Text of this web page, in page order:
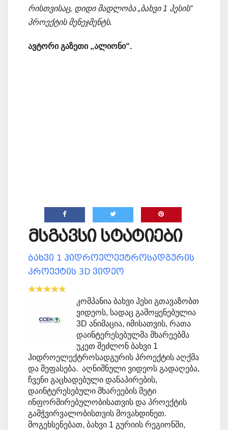
რისთვისაც, დიდი მადლობა „ბახვი 1 ჰესის“
პროექტის მენეჯმენტს.
ავტორი გაზეთი „ალიონი“.
მსგავსი სტატიები
ბახვი 1 ჰიდროელექტროსადგურის
პროექტის 3D ვიდეო
კომპანია ბახვი ჰესი გთავაზობთ
ვიდეოს, სადაც გამოყენებულია
3D ანიმაცია, იმისათვის, რათა
დაინტერესებულმა მხარეებმა
უკეთ შეძლონ ბახვი 1
ჰიდროელექტროსადგურის პროექტის აღქმა
და შეფასება. აღნიშნული ვიდეოს გადაღება,
ჩვენი გაცხადებული დანაპირების,
დაინტერესებული მხარეების მეტი
ინფორმირებულობისათვის და პროექტის
გამჭვირვალობისთვის მოვახდინეთ.
მოგეხსენებათ, ბახვი 1 გურიის რეგიონში,